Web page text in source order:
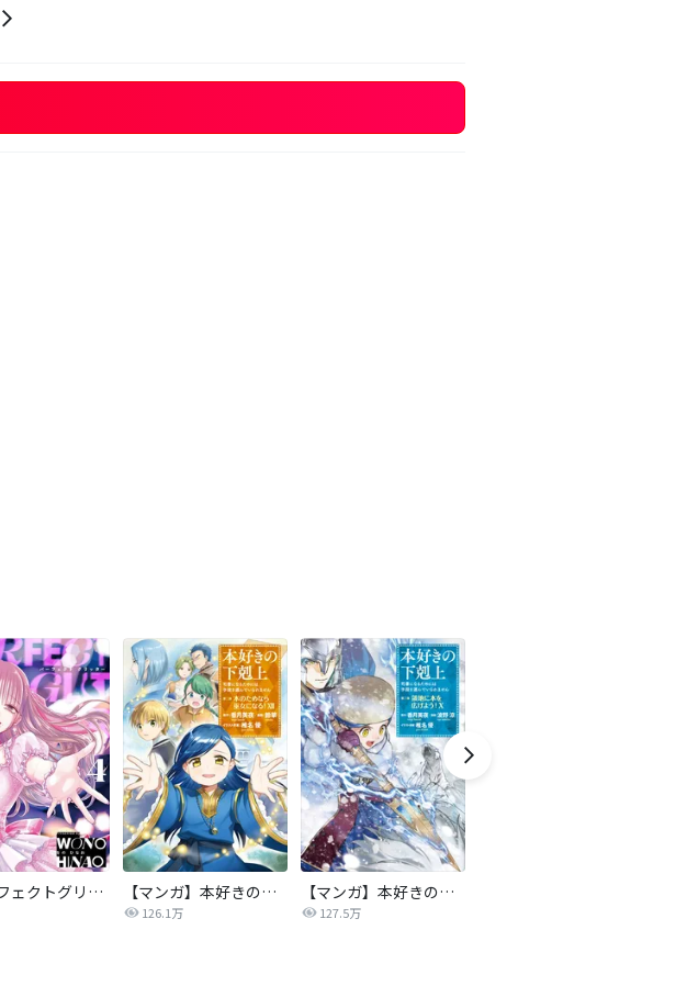
パーフェクトグリッター 【マンガ】本好きの下剋上 第二部
126.1万
【マンガ】本好きの下剋上 第三部
127.5万